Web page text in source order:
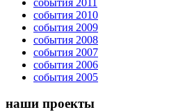
события 2010
события 2009
события 2008
события 2007
события 2006
события 2005
наши проекты